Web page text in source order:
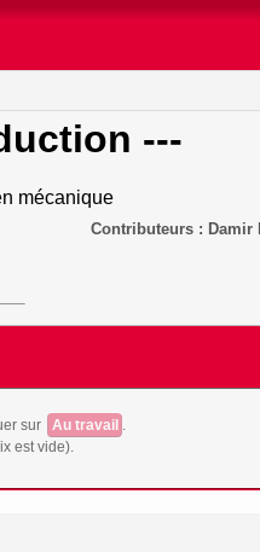
---
mécanique
Contributeurs :
sur Au travail
est vide).